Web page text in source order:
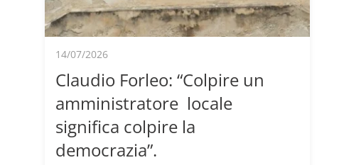
14/07/2026
Claudio Forleo: “Colpire un
amministratore locale
significa colpire la
democrazia”.